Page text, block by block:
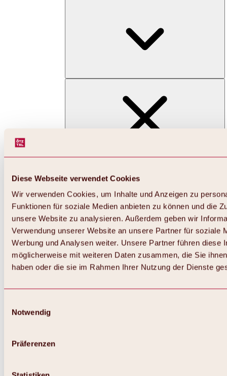
Diese Webseite verwendet Cookies
Wir verwenden Cookies, um Inhalte und Anzeigen zu
Funktionen für soziale Medien anbieten zu können und die
unsere Website zu analysieren. Außerdem geben wir
Verwendung unserer Website an unsere Partner für soziale
Werbung und Analysen weiter. Unsere Partner führen diese
möglicherweise mit weiteren Daten zusammen, die Sie
haben oder die sie im Rahmen Ihrer Nutzung der Dienste
Notwendig
Präferenzen